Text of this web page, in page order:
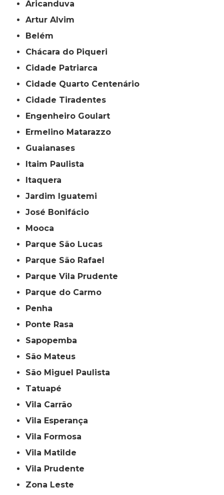
Aricanduva
Artur Alvim
Belém
Chácara do Piqueri
Cidade Patriarca
Cidade Quarto Centenário
Cidade Tiradentes
Engenheiro Goulart
Ermelino Matarazzo
Guaianases
Itaim Paulista
Itaquera
Jardim Iguatemi
José Bonifácio
Mooca
Parque São Lucas
Parque São Rafael
Parque Vila Prudente
Parque do Carmo
Penha
Ponte Rasa
Sapopemba
São Mateus
São Miguel Paulista
Tatuapé
Vila Carrão
Vila Esperança
Vila Formosa
Vila Matilde
Vila Prudente
Zona Leste